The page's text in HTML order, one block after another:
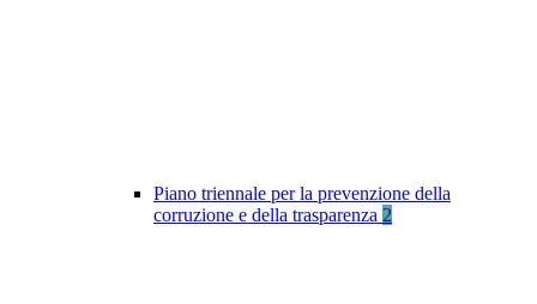
Piano triennale per la prevenzione della
corruzione e della trasparenza 2